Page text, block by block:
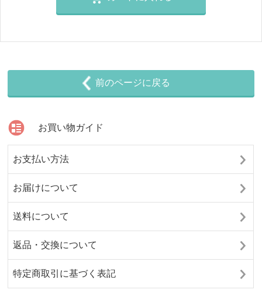
前のページに戻る
お買い物ガイド
お支払い方法
お届けについて
送料について
返品・交換について
特定商取引に基づく表記